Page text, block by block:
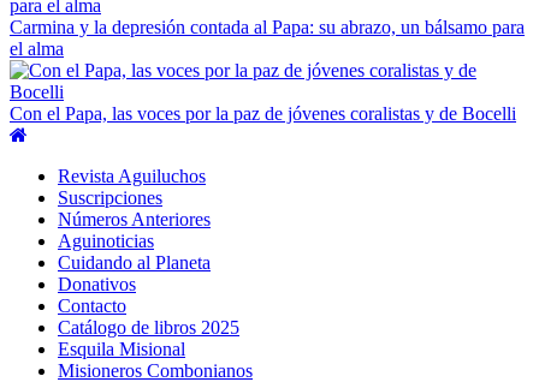
Carmina y la depresión contada al Papa: su abrazo, un bálsamo para
el alma
Con el Papa, las voces por la paz de jóvenes coralistas y de Bocelli
Revista Aguiluchos
Suscripciones
Números Anteriores
Aguinoticias
Cuidando al Planeta
Donativos
Contacto
Catálogo de libros 2025
Esquila Misional
Misioneros Combonianos